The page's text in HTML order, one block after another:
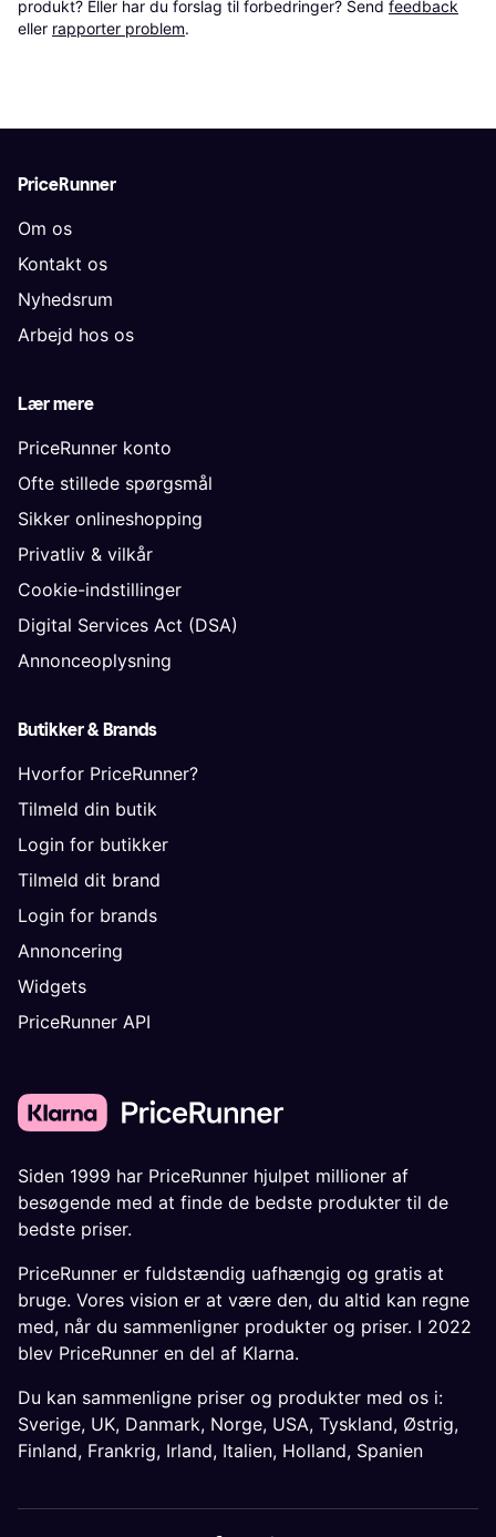
produkt? Eller har du forslag til forbedringer? Send feedback
eller rapporter problem.
PriceRunner
Om os
Kontakt os
Nyhedsrum
Arbejd hos os
Lær mere
PriceRunner konto
Ofte stillede spørgsmål
Sikker onlineshopping
Privatliv & vilkår
Cookie-indstillinger
Digital Services Act (DSA)
Annonceoplysning
Butikker & Brands
Hvorfor PriceRunner?
Tilmeld din butik
Login for butikker
Tilmeld dit brand
Login for brands
Annoncering
Widgets
PriceRunner API
Siden 1999 har PriceRunner hjulpet millioner af
besøgende med at finde de bedste produkter til de
bedste priser.
PriceRunner er fuldstændig uafhængig og gratis at
bruge. Vores vision er at være den, du altid kan regne
med, når du sammenligner produkter og priser. I 2022
blev PriceRunner en del af Klarna.
Du kan sammenligne priser og produkter med os i:
Sverige, UK, Danmark, Norge, USA, Tyskland, Østrig,
Finland, Frankrig, Irland, Italien, Holland, Spanien